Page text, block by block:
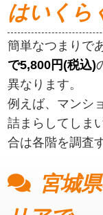
はいくら
簡単なつまりで
で5,800円(税込)
異なります。
例えば、マンシ
詰まらしてしま
合は各階を調査
宮城